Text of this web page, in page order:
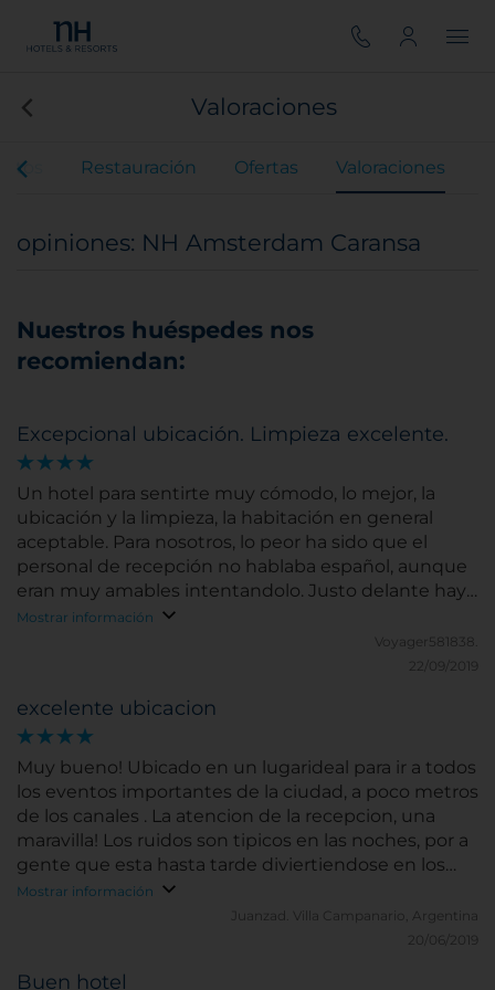
Valoraciones
Restauración Ofertas Valoraciones
opiniones: NH Amsterdam Caransa
Nuestros huéspedes nos
recomiendan:
Excepcional ubicación. Limpieza excelente.
Un hotel para sentirte muy cómodo, lo mejor, la
ubicación y la limpieza, la habitación en general
aceptable. Para nosotros, lo peor ha sido que el
personal de recepción no hablaba español, aunque
eran muy amables intentandolo. Justo delante hay
una parada de tranvía y a tres paradas de la estación
Central. Situado en Rembrandtplein 19, es una plaza
46, está situado el Pub de estilo Inglés "The Old Bell"
en el que algunas noches.cenamos muy agusto.
Mostrar información
Voyager581838.
22/09/2019
excelente ubicacion
Muy bueno! Ubicado en un lugarideal para ir a todos
los eventos importantes de la ciudad, a poco metros
de los canales . La atencion de la recepcion, una
maravilla! Los ruidos son tipicos en las noches, por a
gente que esta hasta tarde diviertiendose en los
bares aledaños, pero nada que moleste a la hora de
dormir. A quienes viajen del continente americano ,
sugiero que lleven adaptadores para los enchufes, si
Mostrar información
Juanzad.
Villa Campanario, Argentina
20/06/2019
Buen hotel